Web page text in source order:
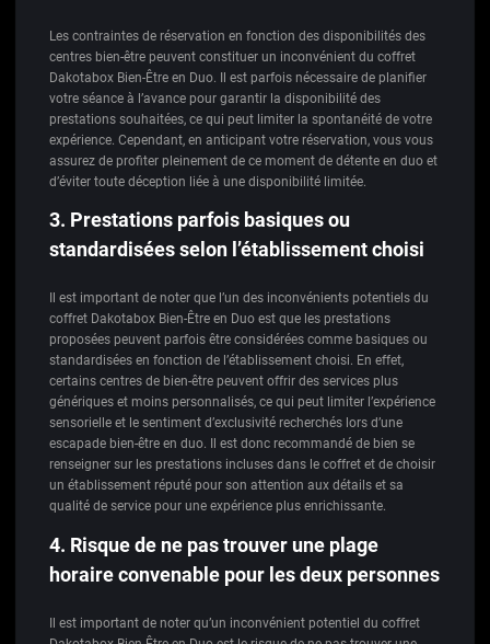
Les contraintes de réservation en fonction des disponibilités des
centres bien-être peuvent constituer un inconvénient du coffret
Dakotabox Bien-Être en Duo. Il est parfois nécessaire de planifier
votre séance à l’avance pour garantir la disponibilité des
prestations souhaitées, ce qui peut limiter la spontanéité de votre
expérience. Cependant, en anticipant votre réservation, vous vous
assurez de profiter pleinement de ce moment de détente en duo et
d’éviter toute déception liée à une disponibilité limitée.
3. Prestations parfois basiques ou
standardisées selon l’établissement choisi
Il est important de noter que l’un des inconvénients potentiels du
coffret Dakotabox Bien-Être en Duo est que les prestations
proposées peuvent parfois être considérées comme basiques ou
standardisées en fonction de l’établissement choisi. En effet,
certains centres de bien-être peuvent offrir des services plus
génériques et moins personnalisés, ce qui peut limiter l’expérience
sensorielle et le sentiment d’exclusivité recherchés lors d’une
escapade bien-être en duo. Il est donc recommandé de bien se
renseigner sur les prestations incluses dans le coffret et de choisir
un établissement réputé pour son attention aux détails et sa
qualité de service pour une expérience plus enrichissante.
4. Risque de ne pas trouver une plage
horaire convenable pour les deux personnes
Il est important de noter qu’un inconvénient potentiel du coffret